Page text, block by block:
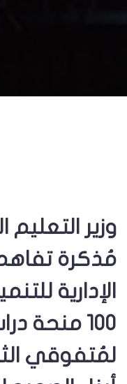
وزير
مُذكرة
الإدارية
100 منحة
لمُتفوقي